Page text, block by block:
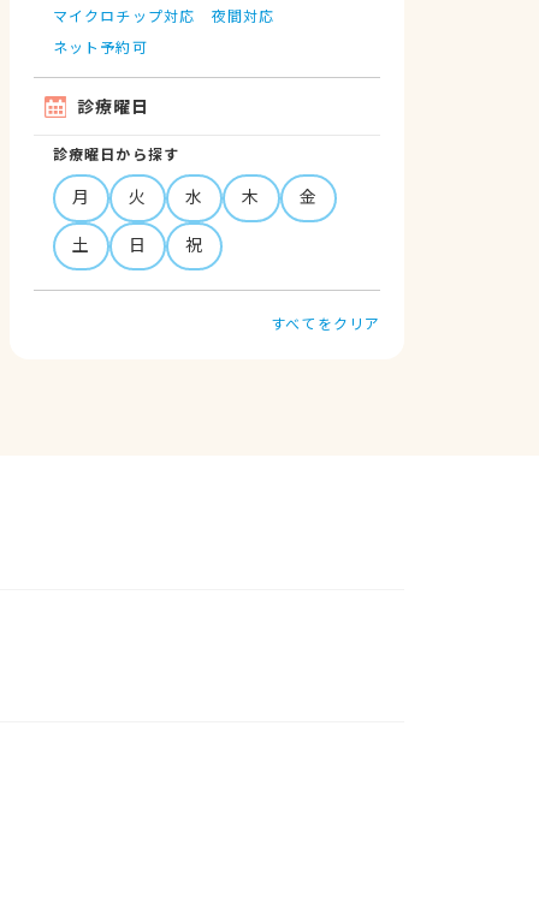
マイクロチップ対応
夜間対応
ネット予約可
診療曜日
診療曜日から探す
月 火 水 木
金
土
日 祝
すべてをクリア